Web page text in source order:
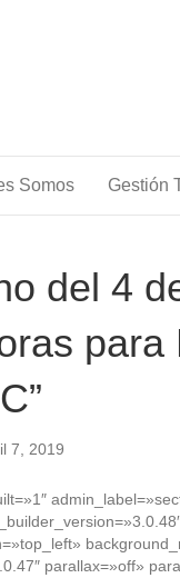
Somos Gestión
del 4
para
7, 2019
parallax=»off»